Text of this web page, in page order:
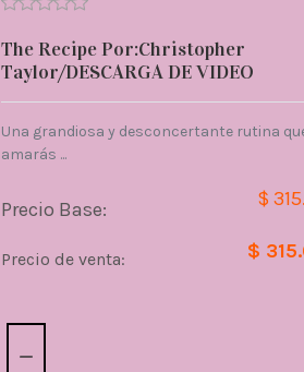
The Recipe Por:Christopher
Taylor/DESCARGA DE VIDEO
Una grandiosa y desconcertante rutina
amarás ...
Precio Base: $
Precio de venta: $